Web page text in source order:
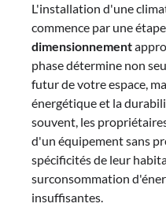
L'installation d'une
commence par une
dimensionnement
phase détermine non
futur de votre espace,
énergétique et la
souvent, les
d'un équipement sans
spécificités de leur
surconsommation
insuffisantes.